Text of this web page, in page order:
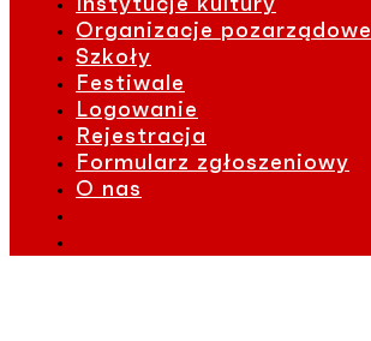
Instytucje kultury
Organizacje pozarządowe
Szkoły
Festiwale
Logowanie
Rejestracja
Formularz zgłoszeniowy
O nas